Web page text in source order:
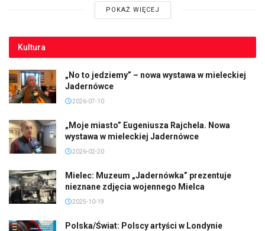
POKAŻ WIĘCEJ
Kultura
„No to jedziemy” – nowa wystawa w mieleckiej
Jadernówce
2026-07-10
„Moje miasto” Eugeniusza Rajchela. Nowa
wystawa w mieleckiej Jadernówce
2026-02-20
Mielec: Muzeum „Jadernówka” prezentuje
nieznane zdjęcia wojennego Mielca
2025-10-19
Polska/Świat: Polscy artyści w Londynie